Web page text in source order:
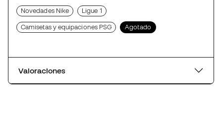
Novedades Nike Ligue 1
Camisetas y equipaciones PSG Agotado
Valoraciones